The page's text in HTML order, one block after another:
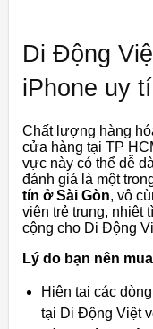
Di Động
iPhone uy
Chất lượng hàng
cửa hàng tại TP
vực này có thể dễ
đánh giá là một
tín ở Sài Gòn, vô
viên trẻ trung, nhiệt
cộng cho Di Động
Lý do bạn nên
Hiện tại các
tại Di Động Việt